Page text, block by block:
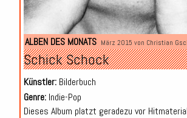
ALBEN DES MONATS März 2015 von Christian
Schick Schock
Künstler:Bilderbuch
Genre:Indie-Pop
Dieses Album platzt geradezu vor